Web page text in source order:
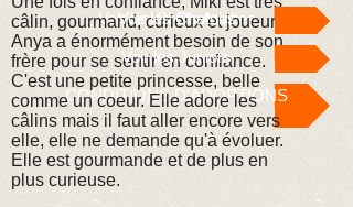
Voir les Chats Adultes
CONDITIONS D'ADOPTIONS
câlin, gourmand, curieux et joueur.
Anya a énormément besoin de son
frère pour se sentir en confiance.
C'est une petite princesse, belle
comme un coeur. Elle adore les
câlins mais il faut aller encore vers
elle, elle ne demande qu'à évoluer.
Elle est gourmande et de plus en
plus curieuse.
Voir les Chatons
Voir les Juniors